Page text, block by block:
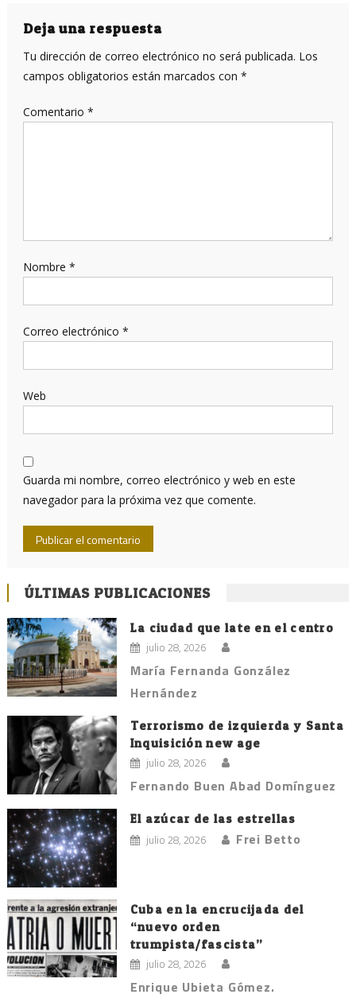
entradas
Deja una respuesta
Tu dirección de correo electrónico no será publicada. Los
campos obligatorios están marcados con *
Comentario *
Nombre *
Correo electrónico *
Web
Guarda mi nombre, correo electrónico y web en este
navegador para la próxima vez que comente.
ÚLTIMAS PUBLICACIONES
La ciudad que late en el centro
julio 28, 2026
María Fernanda González
Hernández
Terrorismo de izquierda y Santa
Inquisición new age
julio 28, 2026
Fernando Buen Abad Domínguez
El azúcar de las estrellas
julio 28, 2026 Frei Betto
Cuba en la encrucijada del
“nuevo orden
trumpista/fascista”
julio 28, 2026
Enrique Ubieta Gómez.